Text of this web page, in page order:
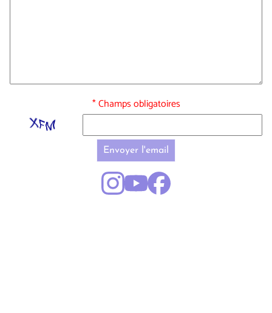
* Champs obligatoires
Envoyer l'email